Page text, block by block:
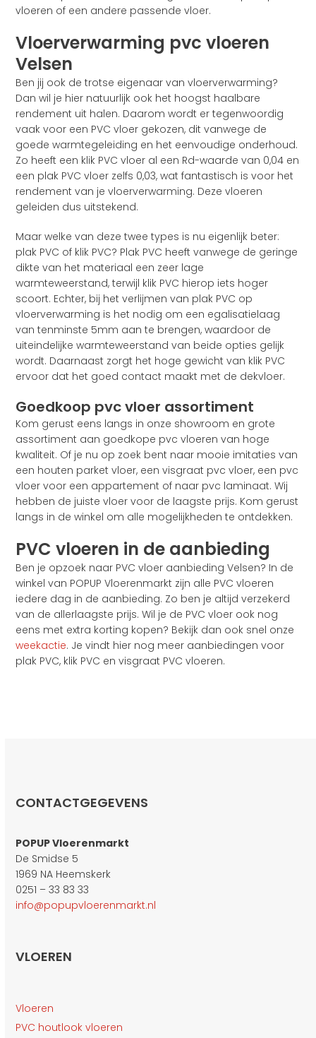
vloeren of een andere passende vloer.
Vloerverwarming pvc vloeren
Velsen
Ben jij ook de trotse eigenaar van vloerverwarming?
Dan wil je hier natuurlijk ook het hoogst haalbare
rendement uit halen. Daarom wordt er tegenwoordig
vaak voor een PVC vloer gekozen, dit vanwege de
goede warmtegeleiding en het eenvoudige onderhoud.
Zo heeft een klik PVC vloer al een Rd-waarde van 0,04 en
een plak PVC vloer zelfs 0,03, wat fantastisch is voor het
rendement van je vloerverwarming. Deze vloeren
geleiden dus uitstekend.
Maar welke van deze twee types is nu eigenlijk beter:
plak PVC of klik PVC? Plak PVC heeft vanwege de geringe
dikte van het materiaal een zeer lage
warmteweerstand, terwijl klik PVC hierop iets hoger
scoort. Echter, bij het verlijmen van plak PVC op
vloerverwarming is het nodig om een egalisatielaag
van tenminste 5mm aan te brengen, waardoor de
uiteindelijke warmteweerstand van beide opties gelijk
wordt. Daarnaast zorgt het hoge gewicht van klik PVC
ervoor dat het goed contact maakt met de dekvloer.
Goedkoop pvc vloer assortiment
Kom gerust eens langs in onze showroom en grote
assortiment aan goedkope pvc vloeren van hoge
kwaliteit. Of je nu op zoek bent naar mooie imitaties van
een houten parket vloer, een visgraat pvc vloer, een pvc
vloer voor een appartement of naar pvc laminaat. Wij
hebben de juiste vloer voor de laagste prijs. Kom gerust
langs in de winkel om alle mogelijkheden te ontdekken.
PVC vloeren in de aanbieding
Ben je opzoek naar PVC vloer aanbieding Velsen? In de
winkel van POPUP Vloerenmarkt zijn alle PVC vloeren
iedere dag in de aanbieding. Zo ben je altijd verzekerd
van de allerlaagste prijs. Wil je de PVC vloer ook nog
eens met extra korting kopen? Bekijk dan ook snel onze
weekactie. Je vindt hier nog meer aanbiedingen voor
plak PVC, klik PVC en visgraat PVC vloeren.
CONTACTGEGEVENS
POPUP Vloerenmarkt
De Smidse 5
1969 NA Heemskerk
0251 – 33 83 33
info@popupvloerenmarkt.nl
VLOEREN
Vloeren
PVC houtlook vloeren